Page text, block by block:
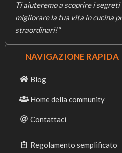
Ti aiuteremo a scoprire i
migliorare la tua vita in cucina
straordinari!"
NAVIGAZIONE RAPIDA
Blog
Home della community
Contattaci
Regolamento semplificato